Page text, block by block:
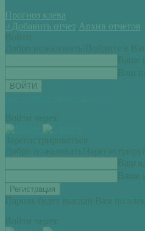
Прогноз клева
+ Добавить отчет Архив отчетов
Войти
Добро пожаловать! Войдите в
Ваше
Ваш
Войти через:
Зарегистрироваться
Добро пожаловать!
Ваш
Ваше
Пароль будет выслан Вам по
Войти через: